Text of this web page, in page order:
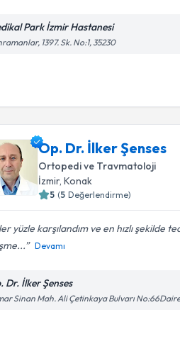
Park İzmir Hastanesi
1397. Sk. No:1, 35230
Op. Dr. İlker Şenses
Ortopedi ve Travmatoloji
İzmir, Konak
5 (5 Değerlendirme)
yüzle karşılandım ve en hızlı şekilde
Devamı
Dr. İlker Şenses
Sinan Mah. Ali Çetinkaya Bulvarı